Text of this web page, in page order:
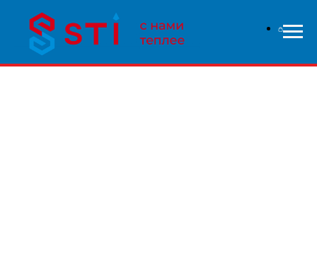
В связи с высокой нагрузкой на сайт - заказы
обрабатываются дольше чем обычно, приносим свои
извинения и надеемся на понимание с вашей стороны.